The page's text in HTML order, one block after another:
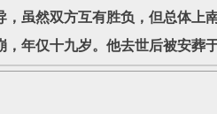
虽然双方互有胜负，但总体上
年仅十九岁。他去世后被安葬